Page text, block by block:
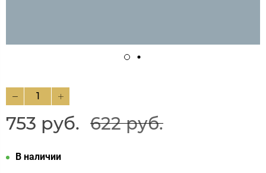
753 руб. 622 руб.
В наличии